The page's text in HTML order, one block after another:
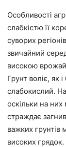
Особливості
слабкістю її
суворих
звичайний
високою
Грунт воліє, як
слабокислий.
оскільки на
страждає
важких
високих грядок.